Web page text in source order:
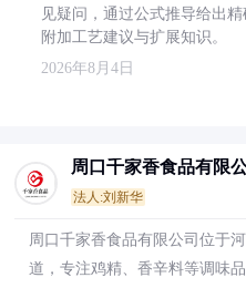
见疑问，通过公式推导给出
附加工艺建议与扩展知识。
2026年8月4日
周口千家香食品有限
法人:刘新华
周口千家香食品有限公司位于
道，专注鸡精、香辛料等调味